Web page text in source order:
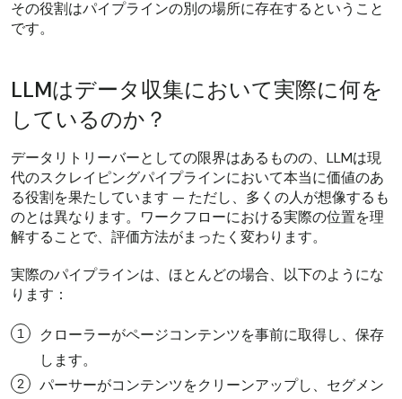
その役割はパイプラインの別の場所に存在するということ
です。
LLMはデータ収集において実際に何を
しているのか？
データリトリーバーとしての限界はあるものの、LLMは現
代のスクレイピングパイプラインにおいて本当に価値のあ
る役割を果たしています — ただし、多くの人が想像するも
のとは異なります。ワークフローにおける実際の位置を理
解することで、評価方法がまったく変わります。
実際のパイプラインは、ほとんどの場合、以下のようにな
ります：
クローラーがページコンテンツを事前に取得し、保存
します。
パーサーがコンテンツをクリーンアップし、セグメン